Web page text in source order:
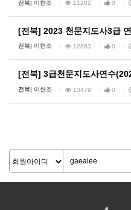
전북| 이한조 11202 0
[전북] 2023 천문지도사3급
전북| 이한조 12883 0
[전북] 3급천문지도사연수
전북| 이한조 13479 0